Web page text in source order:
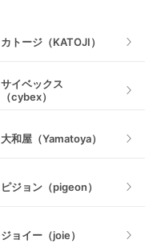
室内遊具
カトージ（KATOJI）
サイベックス
（cybex）
大和屋（Yamatoya）
ピジョン（pigeon）
ジョイー（joie）